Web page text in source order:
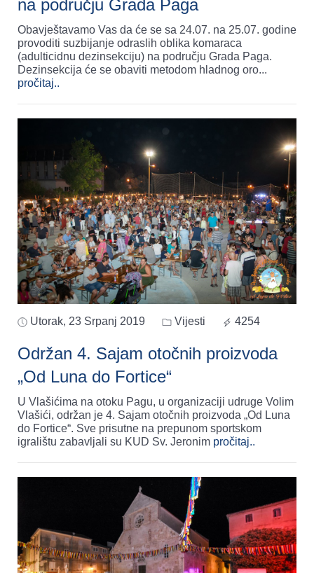
na području Grada Paga
Obavještavamo Vas da će se sa 24.07. na 25.07. godine
provoditi suzbijanje odraslih oblika komaraca
(adulticidnu dezinsekciju) na području Grada Paga.
Dezinsekcija će se obaviti metodom hladnog oro...
pročitaj..
Utorak, 23 Srpanj 2019 Vijesti 4254
Održan 4. Sajam otočnih proizvoda
„Od Luna do Fortice“
U Vlašićima na otoku Pagu, u organizaciji udruge Volim
Vlašići, održan je 4. Sajam otočnih proizvoda „Od Luna
do Fortice“. Sve prisutne na prepunom sportskom
igralištu zabavljali su KUD Sv. Jeronim pročitaj..